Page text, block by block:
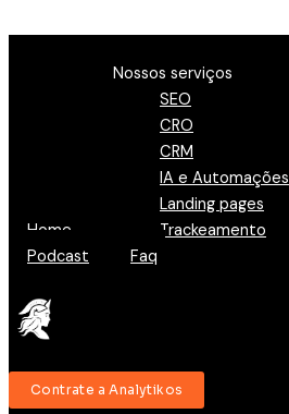
Home
Nossos serviços
SEO
CRO
CRM
IA e Automações
Landing pages
Trackeamento
Podcast
Faq
Contrate a Analytikos